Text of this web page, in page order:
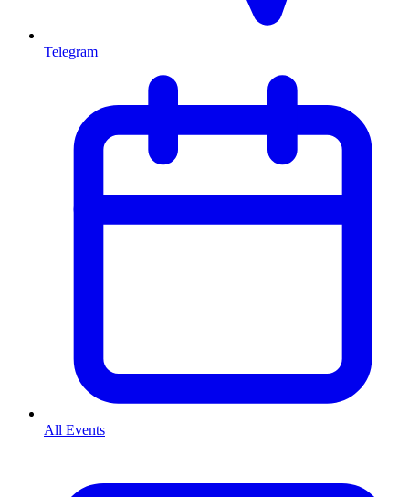
Telegram
All Events